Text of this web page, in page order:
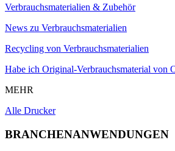
Verbrauchsmaterialien & Zubehör
News zu Verbrauchsmaterialien
Recycling von Verbrauchsmaterialien
Habe ich Original-Verbrauchsmaterial von
MEHR
Alle Drucker
BRANCHENANWENDUNGEN